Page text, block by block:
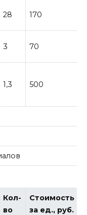
28 170
3 70
1,3 500
Кол-
во
Стоимость
за ед., руб.